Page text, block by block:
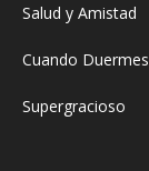
Salud y Amistad
Cuando Duermes
Supergracioso